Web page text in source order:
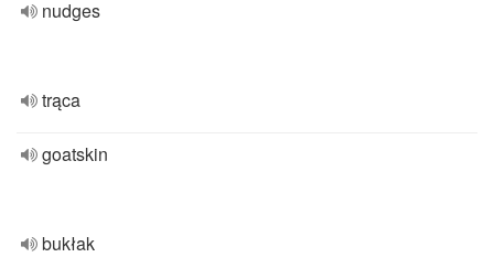
nudges
trąca
goatskin
bukłak